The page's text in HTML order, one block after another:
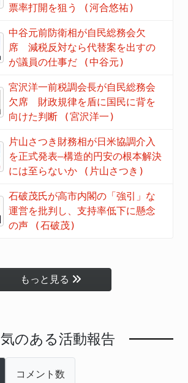
票率打開を狙う (河合悠祐)
中谷元前防衛相が自民総務会欠
席 減税反対なら代替案を出すの
が議員の仕事だ (中谷元)
宮沢洋一前税調会長が自民総務会
欠席 財政規律を盾に国民に背を
向けた判断 (宮沢洋一)
片山さつき財務相が日米協調介入
を正式発表―構造的円安の根本解決
には至らないか (片山さつき)
石破茂氏が高市内閣の「強引」な
運営を批判し、支持率低下に懸念
の声 (石破茂)
もっと見る
のある活動報告
コメント数